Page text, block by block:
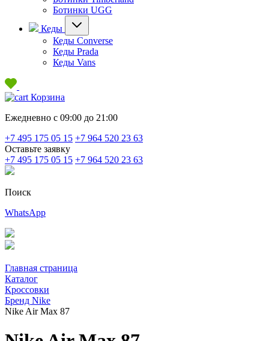
Ботинки UGG
Кеды
Кеды Converse
Кеды Prada
Кеды Vans
Корзина
Ежедневно с 09:00 до 21:00
+7 495 175 05 15 +7 964 520 23 63
Оставьте заявку
+7 495 175 05 15 +7 964 520 23 63
Поиск
WhatsApp
Главная страница
Каталог
Кроссовки
Бренд Nike
Nike Air Max 87